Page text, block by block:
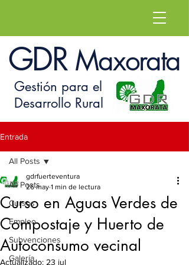
GDR Maxorata
Gestión para el
Desarrollo Rural
Entrada
All Posts
Cursos
Empleo
Subvenciones
Galería
All Posts
Curso en Aguas Verdes de
Compostaje y Huerto de
Autoconsumo vecinal
gdrfuerteventura
26 may 1 min de lectura
Actualizado: 23 jul